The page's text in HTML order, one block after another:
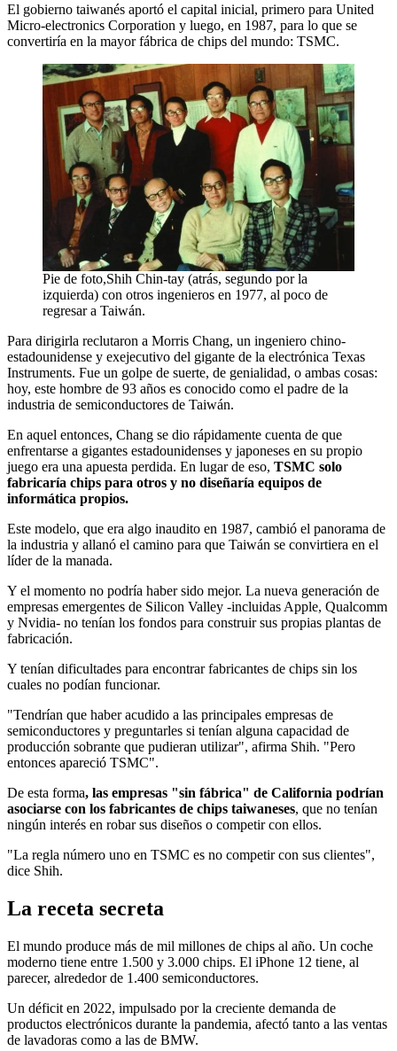
El gobierno taiwanés aportó el capital inicial, primero para United
Micro-electronics Corporation y luego, en 1987, para lo que se
convertiría en la mayor fábrica de chips del mundo: TSMC.
Pie de foto,Shih Chin-tay (atrás, segundo por la
izquierda) con otros ingenieros en 1977, al poco de
regresar a Taiwán.
Para dirigirla reclutaron a Morris Chang, un ingeniero chino-
estadounidense y exejecutivo del gigante de la electrónica Texas
Instruments. Fue un golpe de suerte, de genialidad, o ambas cosas:
hoy, este hombre de 93 años es conocido como el padre de la
industria de semiconductores de Taiwán.
En aquel entonces, Chang se dio rápidamente cuenta de que
enfrentarse a gigantes estadounidenses y japoneses en su propio
juego era una apuesta perdida. En lugar de eso, TSMC solo
fabricaría chips para otros y no diseñaría equipos de
informática propios.
Este modelo, que era algo inaudito en 1987, cambió el panorama de
la industria y allanó el camino para que Taiwán se convirtiera en el
líder de la manada.
Y el momento no podría haber sido mejor. La nueva generación de
empresas emergentes de Silicon Valley -incluidas Apple, Qualcomm
y Nvidia- no tenían los fondos para construir sus propias plantas de
fabricación.
Y tenían dificultades para encontrar fabricantes de chips sin los
cuales no podían funcionar.
"Tendrían que haber acudido a las principales empresas de
semiconductores y preguntarles si tenían alguna capacidad de
producción sobrante que pudieran utilizar", afirma Shih. "Pero
entonces apareció TSMC".
De esta forma, las empresas "sin fábrica" de California podrían
asociarse con los fabricantes de chips taiwaneses, que no tenían
ningún interés en robar sus diseños o competir con ellos.
"La regla número uno en TSMC es no competir con sus clientes",
dice Shih.
La receta secreta
El mundo produce más de mil millones de chips al año. Un coche
moderno tiene entre 1.500 y 3.000 chips. El iPhone 12 tiene, al
parecer, alrededor de 1.400 semiconductores.
Un déficit en 2022, impulsado por la creciente demanda de
productos electrónicos durante la pandemia, afectó tanto a las ventas
de lavadoras como a las de BMW.